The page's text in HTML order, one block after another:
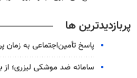
پربازدیدترین ها
پاسخ تأمین‌اجتماعی به زمان
سامانه ضد موشکی لیزری؛ از